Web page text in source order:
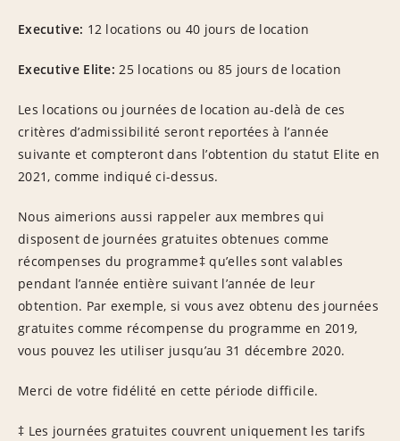
Executive: 12 locations ou 40 jours de location
Executive Elite: 25 locations ou 85 jours de location
Les locations ou journées de location au-delà de ces
critères d’admissibilité seront reportées à l’année
suivante et compteront dans l’obtention du statut Elite en
2021, comme indiqué ci-dessus.
Nous aimerions aussi rappeler aux membres qui
disposent de journées gratuites obtenues comme
récompenses du programme‡ qu’elles sont valables
pendant l’année entière suivant l’année de leur
obtention. Par exemple, si vous avez obtenu des journées
gratuites comme récompense du programme en 2019,
vous pouvez les utiliser jusqu’au 31 décembre 2020.
Merci de votre fidélité en cette période difficile.
‡ Les journées gratuites couvrent uniquement les tarifs